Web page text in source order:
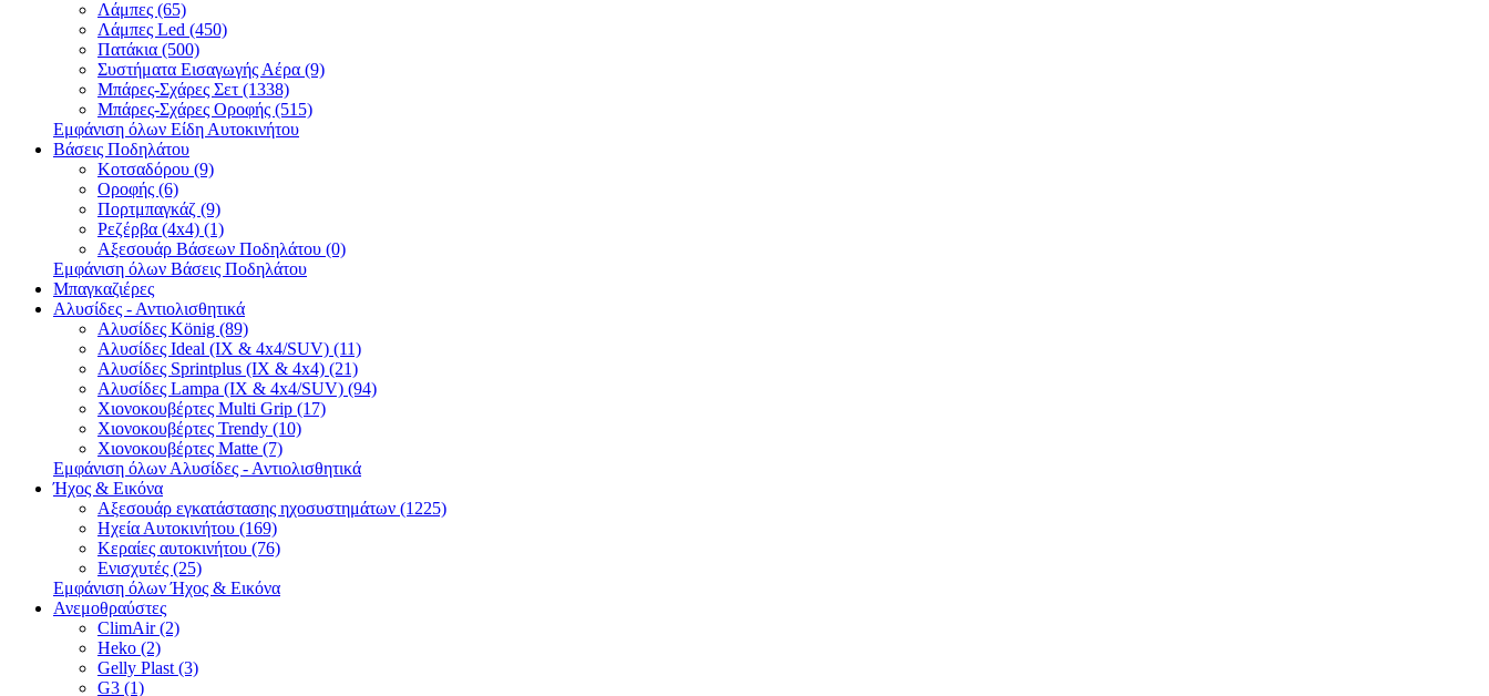
Λάμπες (65)
Λάμπες Led (450)
Πατάκια (500)
Συστήματα Εισαγωγής Αέρα (9)
Μπάρες-Σχάρες Σετ (1338)
Μπάρες-Σχάρες Οροφής (515)
Εμφάνιση όλων Είδη Αυτοκινήτου
Βάσεις Ποδηλάτου
Κοτσαδόρου (9)
Οροφής (6)
Πορτμπαγκάζ (9)
Ρεζέρβα (4x4) (1)
Αξεσουάρ Βάσεων Ποδηλάτου (0)
Εμφάνιση όλων Βάσεις Ποδηλάτου
Μπαγκαζιέρες
Αλυσίδες - Αντιολισθητικά
Αλυσίδες König (89)
Αλυσίδες Ideal (IX & 4x4/SUV) (11)
Αλυσίδες Sprintplus (IX & 4x4) (21)
Αλυσίδες Lampa (IX & 4x4/SUV) (94)
Χιονοκουβέρτες Multi Grip (17)
Χιονοκουβέρτες Trendy (10)
Χιονοκουβέρτες Matte (7)
Εμφάνιση όλων Αλυσίδες - Αντιολισθητικά
Ήχος & Εικόνα
Αξεσουάρ εγκατάστασης ηχοσυστημάτων (1225)
Ηχεία Αυτοκινήτου (169)
Κεραίες αυτοκινήτου (76)
Ενισχυτές (25)
Εμφάνιση όλων Ήχος & Εικόνα
Ανεμοθραύστες
ClimAir (2)
Heko (2)
Gelly Plast (3)
G3 (1)